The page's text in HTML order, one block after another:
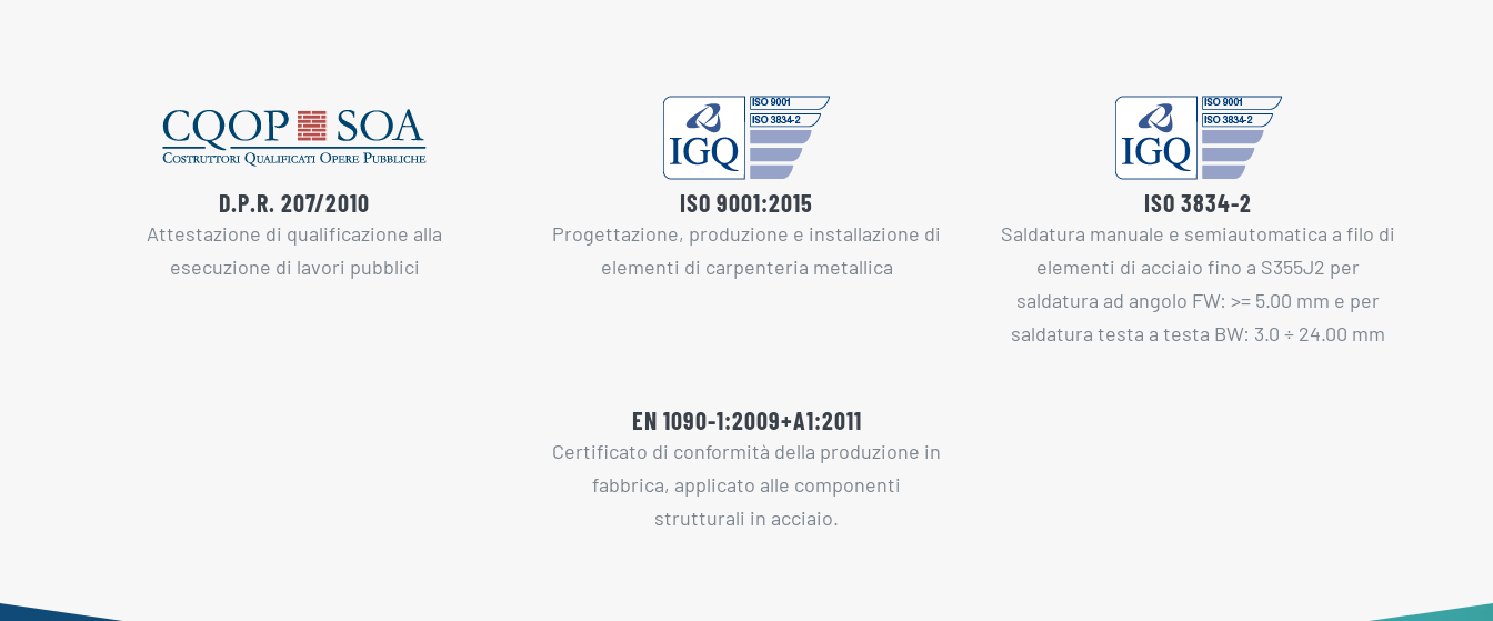
D.P.R. 207/2010
Attestazione di qualificazione alla
esecuzione di lavori pubblici
ISO 9001:2015
Progettazione, produzione e installazione di
elementi di carpenteria metallica
ISO 3834-2
Saldatura manuale e semiautomatica a filo di
elementi di acciaio fino a S355J2 per
saldatura ad angolo FW: >= 5.00 mm e per
saldatura testa a testa BW: 3.0 ÷ 24.00 mm
EN 1090-1:2009+A1:2011
Certificato di conformità della produzione in
fabbrica, applicato alle componenti
strutturali in acciaio.